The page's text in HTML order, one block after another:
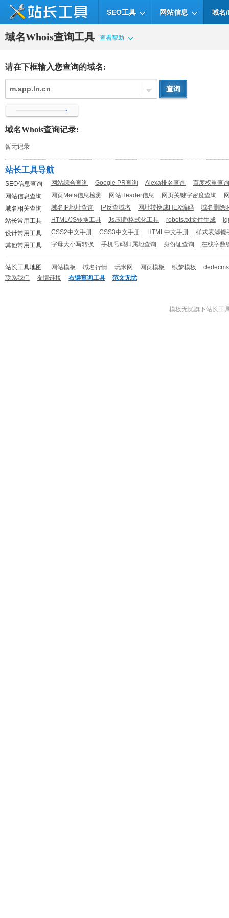
SEO工具 网站信息 域名
域名Whois查询工具 查看帮助
请在下框输入您查询的域名:
域名Whois查询记录:
暂无记录
站长工具导航
SEO信息查询 网站综合查询 Google PR查询 Alexa排名查询
百度权重查询
网站信息查询
网页Meta信息检测 网站Header信息 网页关键字密度查询
域名相关查询
域名IP地址查询 IP反查域名 网址转换成HEX编码
域名删除
站长常用工具
HTML/JS转换工具 Js压缩/格式化工具 robots.txt文件生成
设计常用工具
CSS2中文手册 CSS3中文手册 HTML中文手册
样式表滤镜
其他常用工具
字母大小写转换 手机号码归属地查询 身份证查询 在线字数
站长工具地图 网站模板 域名行情 玩米网 网页模板 织梦模板
联系我们
友情链接 右键查询工具 范文无忧
模板无忧旗下站长工